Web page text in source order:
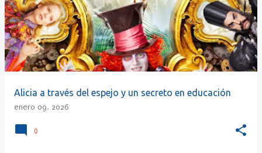
a
d
a
Alicia a través del espejo y un secreto en educación
enero 09, 2026
0